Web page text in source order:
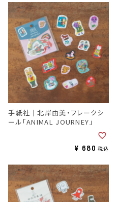
手紙社｜北岸由美・フレークシ
ール「ANIMAL JOURNEY」
¥ 680 税込